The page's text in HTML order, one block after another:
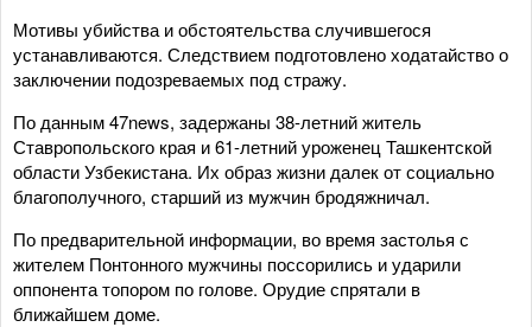
Мотивы убийства и обстоятельства случившегося
устанавливаются. Следствием подготовлено ходатайство о
заключении подозреваемых под стражу.
По данным 47news, задержаны 38-летний житель
Ставропольского края и 61-летний уроженец Ташкентской
области Узбекистана. Их образ жизни далек от социально
благополучного, старший из мужчин бродяжничал.
По предварительной информации, во время застолья с
жителем Понтонного мужчины поссорились и ударили
оппонента топором по голове. Орудие спрятали в
ближайшем доме.